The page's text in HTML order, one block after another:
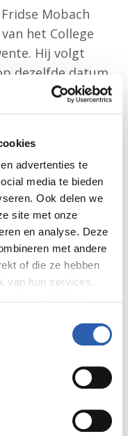
advertenties te
media te bieden
Ook delen we
site met onze
en analyse. Deze
met andere
of die ze hebben
van hun services.
die uw gegevens
Mobach
het College
Hij volgt
dezelfde datum
een
lid van het College van
en
samen hebben
die we in 2027